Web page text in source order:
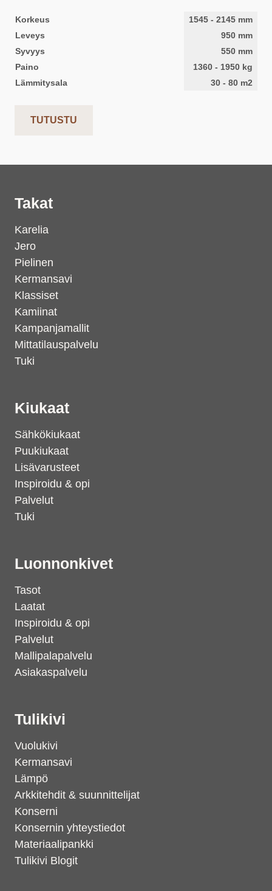
Korkeus 1545 - 2145 mm
Leveys
950 mm
Syvyys
550 mm
Paino
1360 - 1950 kg
Lämmitysala
30 - 80 m2
TUTUSTU
Takat
Karelia
Jero
Pielinen
Kermansavi
Klassiset
Kamiinat
Kampanjamallit
Mittatilauspalvelu
Tuki
Kiukaat
Sähkökiukaat
Puukiukaat
Lisävarusteet
Inspiroidu & opi
Palvelut
Tuki
Luonnonkivet
Tasot
Laatat
Inspiroidu & opi
Palvelut
Mallipalapalvelu
Asiakaspalvelu
Tulikivi
Vuolukivi
Kermansavi
Lämpö
Arkkitehdit & suunnittelijat
Konserni
Konsernin yhteystiedot
Materiaalipankki
Tulikivi Blogit